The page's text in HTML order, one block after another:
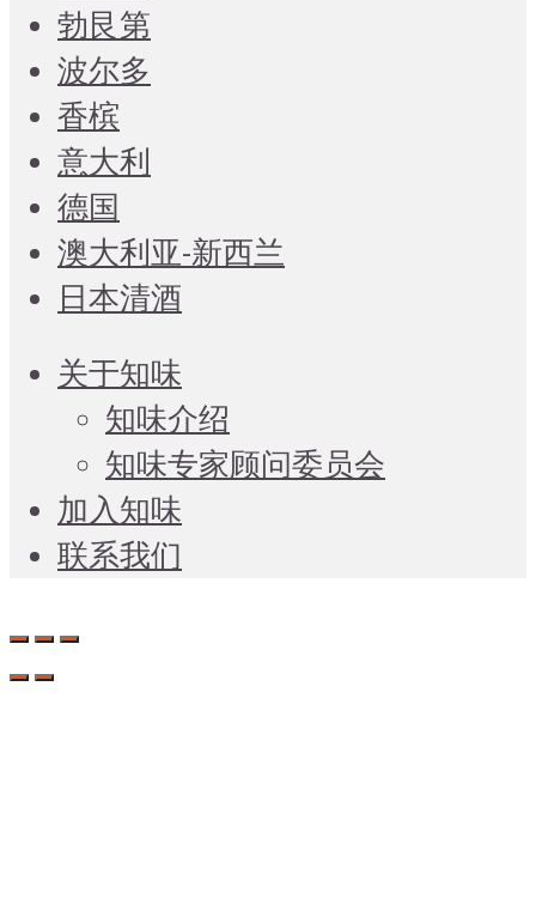
勃艮第
波尔多
香槟
意大利
德国
澳大利亚-新西兰
日本清酒
关于知味
知味介绍
知味专家顾问委员会
加入知味
联系我们